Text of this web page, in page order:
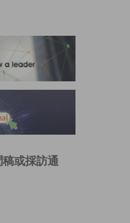
或採訪通